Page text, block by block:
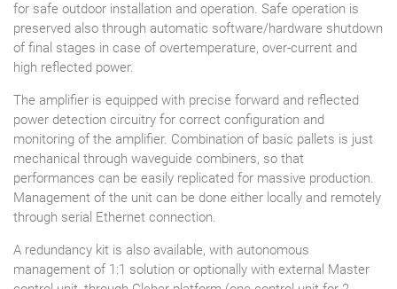
for safe outdoor installation and operation. Safe operation is
preserved also through automatic software/hardware shutdown
of final stages in case of overtemperature, over-current and
high reflected power.
The amplifier is equipped with precise forward and reflected
power detection circuitry for correct configuration and
monitoring of the amplifier. Combination of basic pallets is just
mechanical through waveguide combiners, so that
performances can be easily replicated for massive production.
Management of the unit can be done either locally and remotely
through serial Ethernet connection.
A redundancy kit is also available, with autonomous
management of 1:1 solution or optionally with external Master